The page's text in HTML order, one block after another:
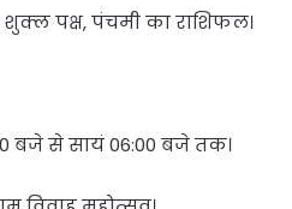
शुक्ल पक्ष, पंचमी का राशिफल।
बजे से सायं 06:00 बजे तक।